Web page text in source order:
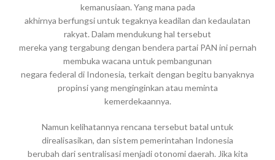
kemanusiaan. Yang mana pada
akhirnya berfungsi untuk tegaknya keadilan dan kedaulatan
rakyat. Dalam mendukung hal tersebut
mereka yang tergabung dengan bendera partai PAN ini pernah
membuka wacana untuk pembangunan
negara federal di Indonesia, terkait dengan begitu banyaknya
propinsi yang menginginkan atau meminta
kemerdekaannya.
Namun kelihatannya rencana tersebut batal untuk
direalisasikan, dan sistem pemerintahan Indonesia
berubah dari sentralisasi menjadi otonomi daerah. Jika kita